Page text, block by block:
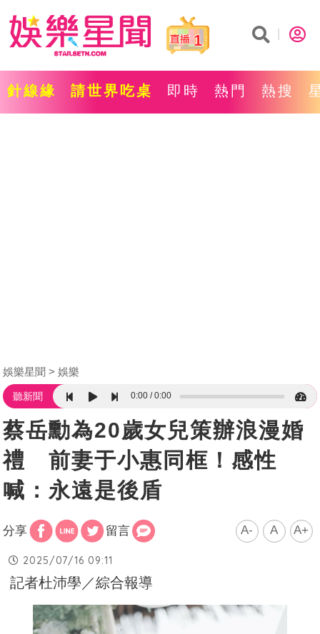
1
針線緣 請世界吃桌 即時 熱門 熱搜
娛樂星聞 娛樂
聽新聞 0:00 0:00
蔡岳勳為20歲女兒策辦浪漫婚
禮 前妻于小惠同框！感性
喊：永遠是後盾
分享 留言 A- A A+
2025/07/16 09:11
記者杜沛學／綜合報導